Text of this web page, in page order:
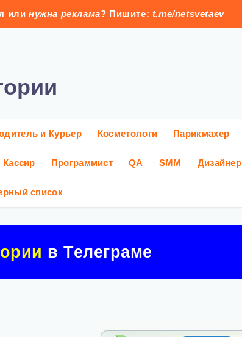
или нужна реклама? Пишите: t.me/netsvetaev
и Курьер Косметологи Парикмахер
Кассир Программист QA SMM Дизайнер
список
в Телеграме